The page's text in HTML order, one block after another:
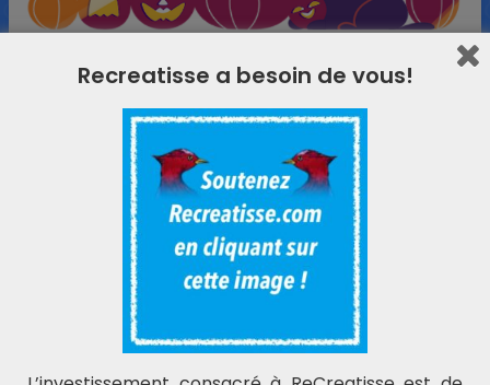
POESIES SORCIERES :
Recreatisse a besoin de vous!